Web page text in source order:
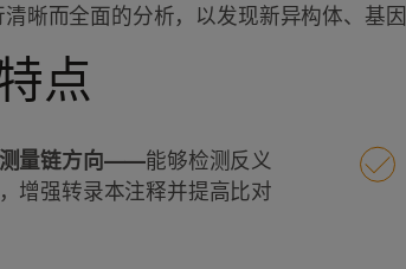
晰而全面的分析，以发现新异构体、基
点
量链方向——能够检测反义
增强转录本注释并提高比对